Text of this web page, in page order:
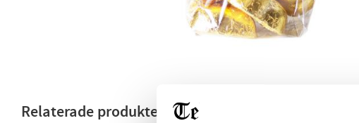
Relaterade produkter